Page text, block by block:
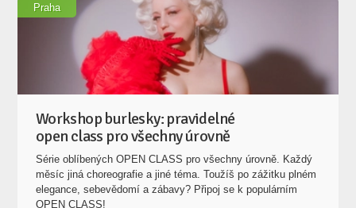
Workshop burlesky: pravidelné
open class pro všechny úrovně
měsíc jiná choreografie a jiné téma. Toužíš po zážitku plném
elegance, sebevědomí a zábavy? Připoj se k populárním
OPEN CLASS!
12. 8. 2026